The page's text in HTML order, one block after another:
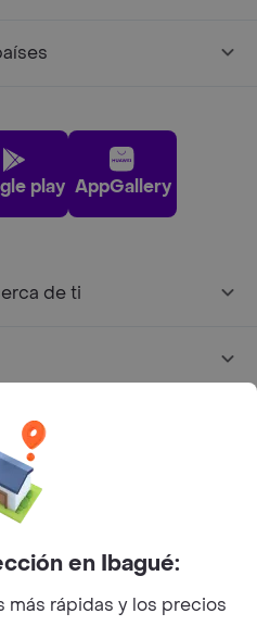
play AppGallery
de ti
Twitter
Instagram
All rights reserved.
en Ibagué:
más rápidas y los precios